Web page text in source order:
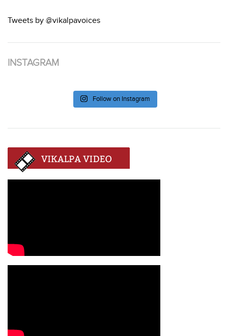
Tweets by @vikalpavoices
INSTAGRAM
Follow on Instagram